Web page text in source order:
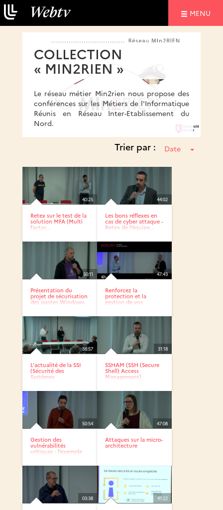
MENU
COLLECTION
« MIN2RIEN »
Le réseau métier Min2rien nous propose des
conférences sur les Métiers de l'Informatique
Réunis en Réseau Inter-Etablissement du
Nord.
Trier par : Date
40:25
Retex sur le test de la
solution MFA (Multi
factor...
44:02
Les bons réflexes en
cas de cyber attaque -
Retex de l’équipe...
50:11
Présentation du
projet de sécurisation
des postes Windows
47:43
Renforcez la
protection et la
gestion de vos
38:57
L’actualité de la SSI
(Sécurité des
Systèmes
31:18
SSHAM (SSH (Secure
Shell) Access
Management)
50:54
Gestion des
vulnérabilités
critiques : l’exemple
47:08
Attaques sur la micro-
architecture
03:38 41:22